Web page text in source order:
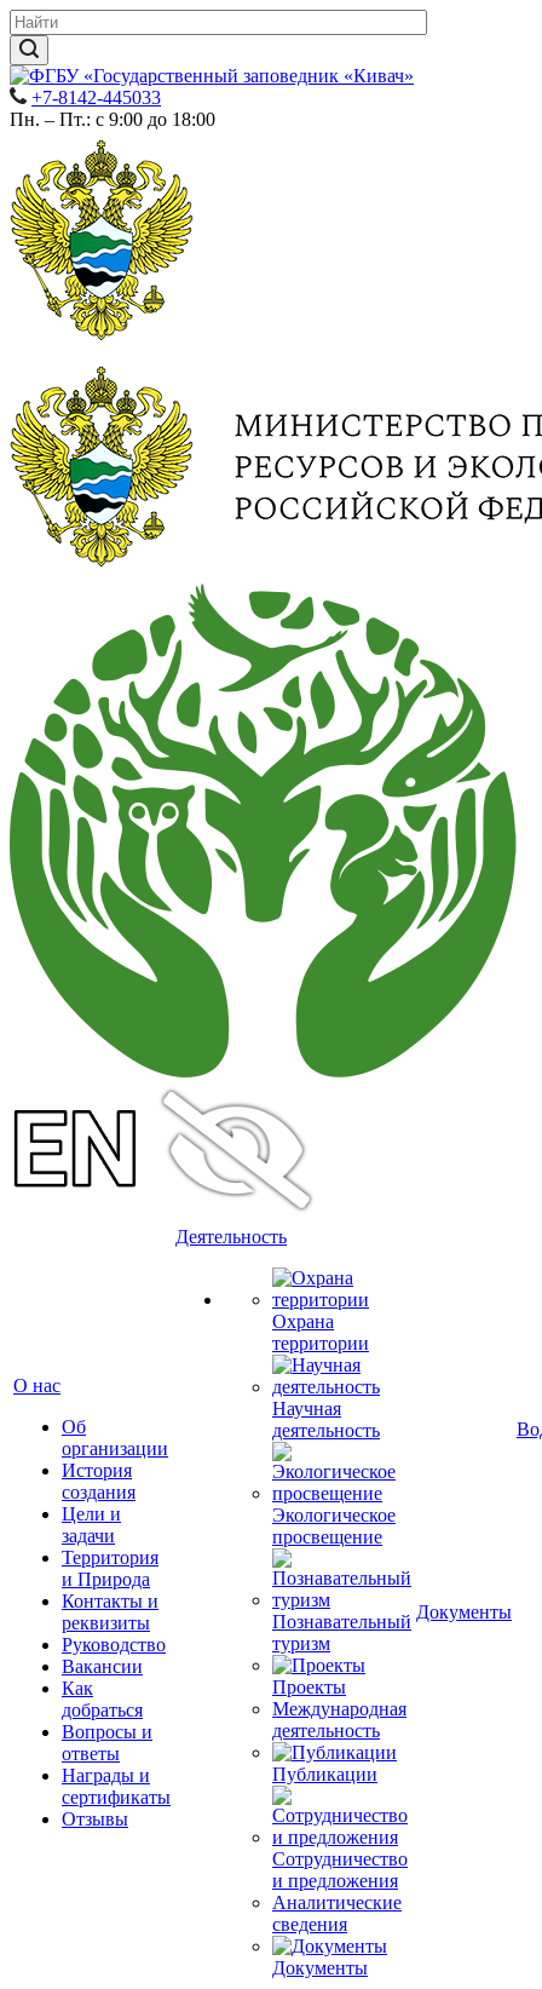
+7-8142-445033
Пн. – Пт.: с 9:00 до 18:00
О нас
Об
организации
История
создания
Цели и
задачи
Территория
и Природа
Контакты и
реквизиты
Руководство
Вакансии
Как
добраться
Вопросы и
ответы
Награды и
сертификаты
Отзывы
Деятельность
Охрана
территории
Научная
деятельность
Экологическое
просвещение
Познавательный
туризм
Проекты
Международная
деятельность
Публикации
Сотрудничество
и предложения
Аналитические
сведения
Документы
Документы